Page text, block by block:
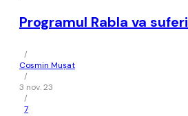
Programul Rabla va
/
Cosmin Mușat
/
3 nov. 23
/
7